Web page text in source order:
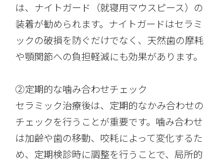
は、ナイトガード（就寝用マウスピース）の
装着が勧められます。ナイトガードはセラミ
ックの破損を防ぐだけでなく、天然歯の摩耗
や顎関節への負担軽減にも効果があります。
②定期的な噛み合わせチェック
セラミック治療後は、定期的なかみ合わせの
チェックを行うことが重要です。噛み合わせ
は加齢や歯の移動、咬耗によって変化するた
め、定期検診時に調整を行うことで、局所的